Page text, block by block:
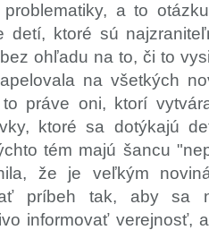
a to
detí, ktoré sú
ohľadu na to, či to
na všetkých
práve oni, ktorí
ktoré sa dotýkajú
tém majú šancu
že je veľkým
príbeh tak, aby sa
informovať verejnosť,